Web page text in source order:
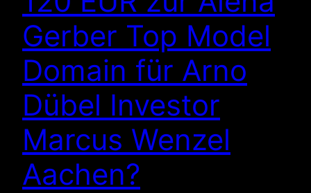
Gerber Top Model
Domain für Arno
Dübel Investor
Marcus Wenzel
Aachen?